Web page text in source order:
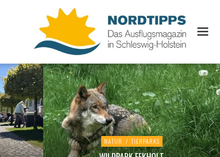
NATUR / TIERPARKS